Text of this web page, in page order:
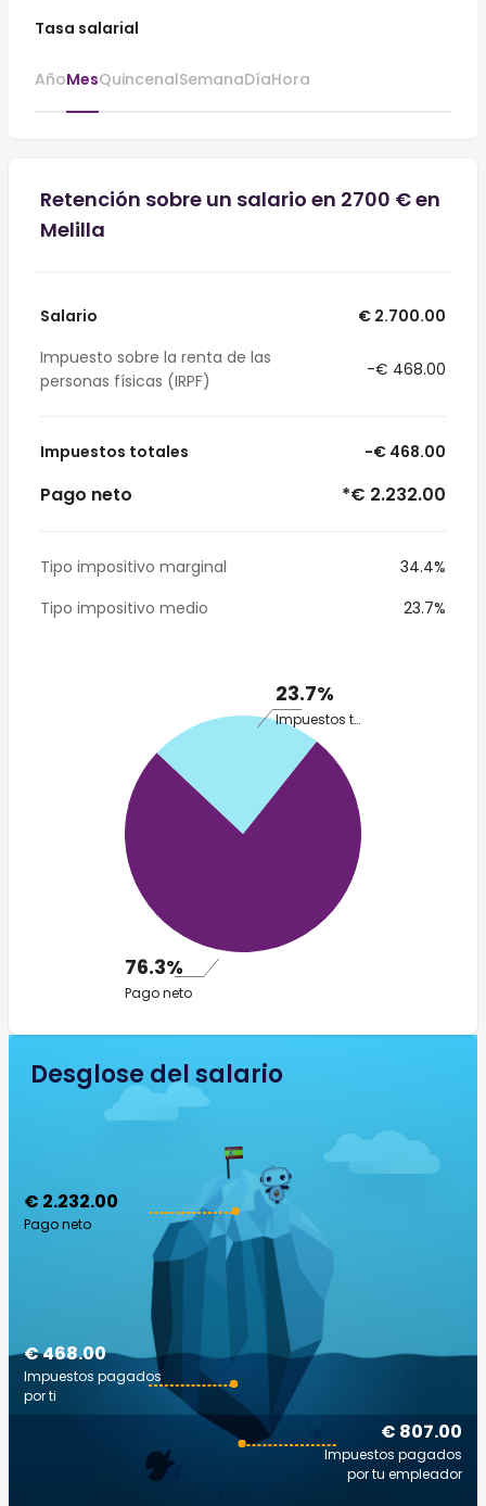
Tasa salarial
AñoMesQuincenalSemanaDíaHora
Retención sobre un salario en 2700 € en
Melilla
Salario
€ 2.700.00
Impuesto sobre la renta de las
personas físicas (IRPF)
-€ 468.00
Impuestos totales -€ 468.00
Pago neto *€ 2.232.00
Tipo impositivo marginal
34.4%
Tipo impositivo medio
23.7%
23.7%
Impuestos totales
76.3%
Pago neto
Desglose del salario
€ 2.232.00
Pago neto
€ 807.00
Impuestos pagados
por tu empleador
€ 468.00
Impuestos pagados
por ti